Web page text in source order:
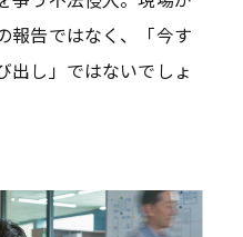
報告ではなく、「今す
出し」ではないでしょ